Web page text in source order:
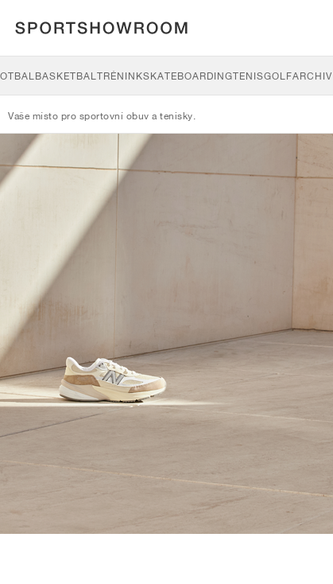
BASKETBALTRÉNINKSKATEBOARDINGTENISGOLFARCHIV
Vaše místo pro sportovní obuv a tenisky.